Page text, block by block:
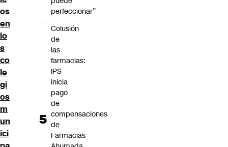
os
en
lo
s
co
le
gi
os
m
un
ici
perfeccionar”
Colusión
de
las
farmacias:
IPS
inicia
pago
de
compensaciones
de
Farmacias